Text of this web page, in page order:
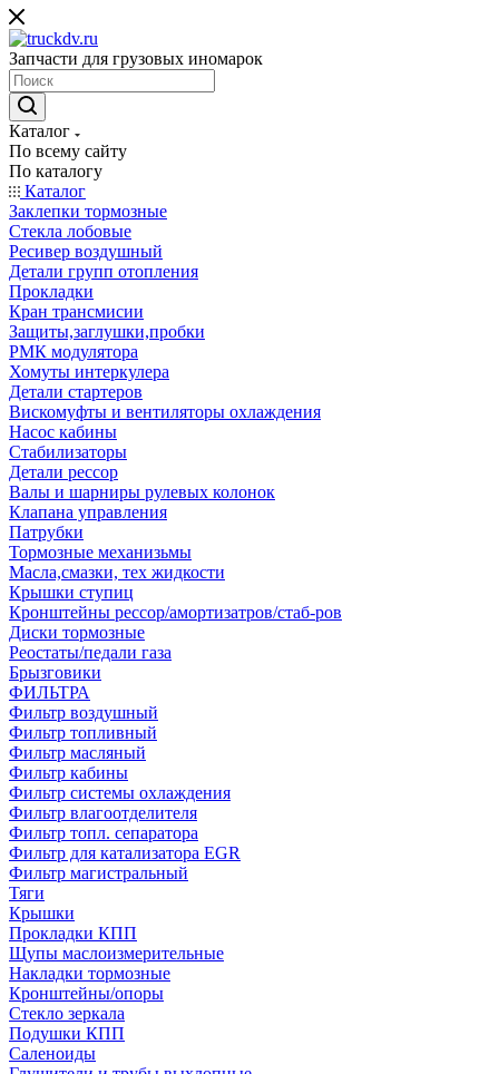
Запчасти для грузовых иномарок
Каталог
По всему сайту
По каталогу
Каталог
Заклепки тормозные
Стекла лобовые
Ресивер воздушный
Детали групп отопления
Прокладки
Кран трансмисии
Защиты,заглушки,пробки
РМК модулятора
Хомуты интеркулера
Детали стартеров
Вискомуфты и вентиляторы охлаждения
Насос кабины
Стабилизаторы
Детали рессор
Валы и шарниры рулевых колонок
Клапана управления
Патрубки
Тормозные механизьмы
Масла,смазки, тех жидкости
Крышки ступиц
Кронштейны рессор/амортизатров/стаб-ров
Диски тормозные
Реостаты/педали газа
Брызговики
ФИЛЬТРА
Фильтр воздушный
Фильтр топливный
Фильтр масляный
Фильтр кабины
Фильтр системы охлаждения
Фильтр влагоотделителя
Фильтр топл. сепаратора
Фильтр для катализатора EGR
Фильтр магистральный
Тяги
Крышки
Прокладки КПП
Щупы маслоизмерительные
Накладки тормозные
Кронштейны/опоры
Стекло зеркала
Подушки КПП
Саленоиды